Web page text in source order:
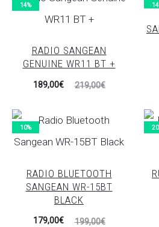
14%
RADIO SANGEAN
GENUINE WR11 BT +
219,00€
El
original
era:
189,00€
actual
es:
10%
RADIO BLUETOOTH
SANGEAN WR-15BT
BLACK
199,00€
El
179,00€